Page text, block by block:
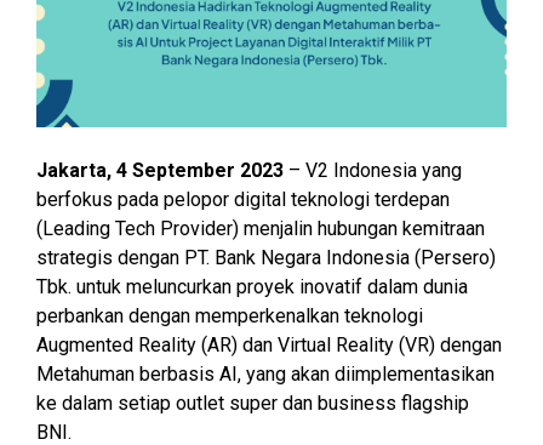
Jakarta, 4 September 2023 – V2 Indonesia yang
berfokus pada pelopor digital teknologi terdepan
(Leading Tech Provider) menjalin hubungan kemitraan
strategis dengan PT. Bank Negara Indonesia (Persero)
Tbk. untuk meluncurkan proyek inovatif dalam dunia
perbankan dengan memperkenalkan teknologi
Augmented Reality (AR) dan Virtual Reality (VR) dengan
Metahuman berbasis AI, yang akan diimplementasikan
ke dalam setiap outlet super dan business flagship
BNI.